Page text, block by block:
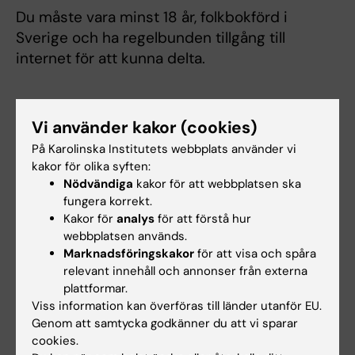
Du måste vara minst 18 år, folkbokförd i
Sverige och ha regelbunden tillgång till
internet för att kunna delta.
Gör din intresseanmälan här
Om du beslutar dig för att du vill delta i
projektet anmäler du ditt intresse här. För att
kunna genomföra en intresseanmälan behöver
du ha ett BankID. Du får tillgång till ett antal
frågeformulär som vi ber dig fylla i och
därefter görs en bedömning om du går vidare
till en telefonintervju.
Vi använder kakor (cookies)
På Karolinska Institutets webbplats använder vi
kakor för olika syften:
Nödvändiga kakor för att webbplatsen ska
fungera korrekt.
Kakor för analys för att förstå hur
webbplatsen används.
Marknadsföringskakor för att visa och spåra
relevant innehåll och annonser från externa
plattformar.
Viss information kan överföras till länder utanför EU.
Genom att samtycka godkänner du att vi sparar
cookies.